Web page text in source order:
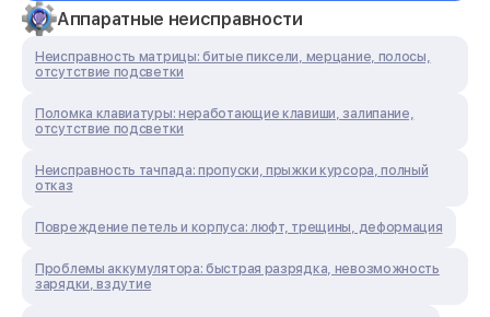
Аппаратные неисправности
Неисправность матрицы: битые пиксели, мерцание, полосы,
отсутствие подсветки
Поломка клавиатуры: неработающие клавиши, залипание,
отсутствие подсветки
Неисправность тачпада: пропуски, прыжки курсора, полный
отказ
Повреждение петель и корпуса: люфт, трещины, деформация
Проблемы аккумулятора: быстрая разрядка, невозможность
зарядки, вздутие